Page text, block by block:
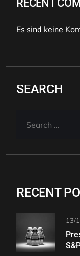
RECENT
Es sind keine
SEARCH
RECENT
13/
S&P